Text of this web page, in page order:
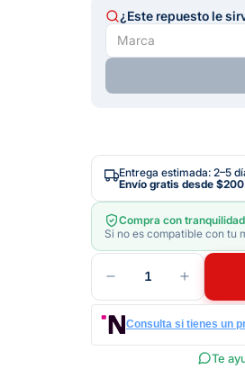
¿Este repuesto le
Entrega estimada: 2–5
Envío gratis desde
Compra con tranquilidad
Si no es compatible con tu
1
Consulta si tienes un
Te